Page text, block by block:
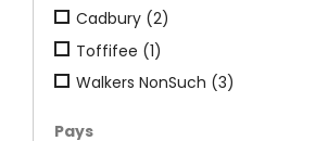
Cadbury (2)
Toffifee (1)
Walkers NonSuch (3)
Pays